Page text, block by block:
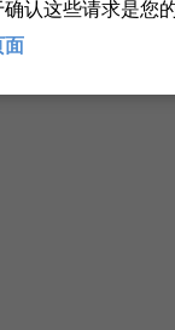
确认这些请求是您
面